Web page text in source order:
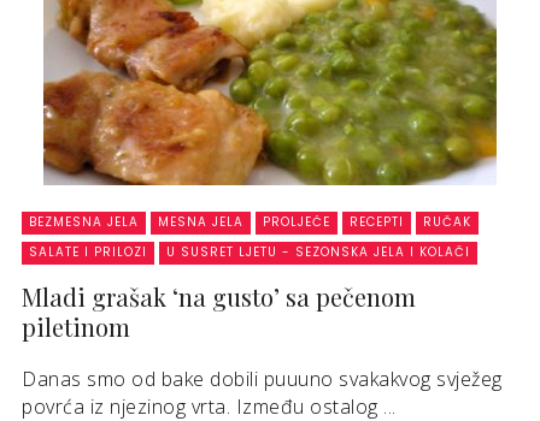
BEZMESNA JELA MESNA JELA PROLJEĆE RECEPTI
RUČAK
SALATE I PRILOZI
U SUSRET LJETU - SEZONSKA JELA I KOLAČI
Mladi grašak ‘na gusto’ sa pečenom
piletinom
Danas smo od bake dobili puuuno svakakvog svježeg
povrća iz njezinog vrta. Između ostalog ...